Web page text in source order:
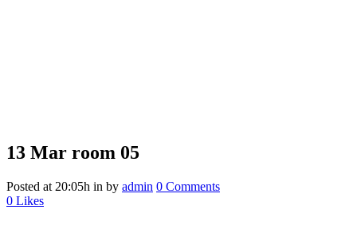
13 Mar room 05
Posted at 20:05h in by admin 0 Comments
0 Likes